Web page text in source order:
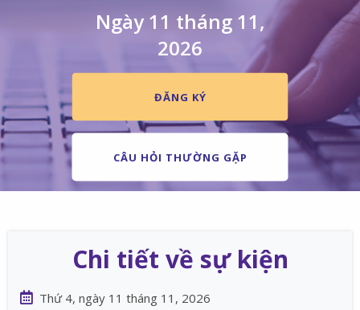
Ngày 11 tháng 11,
2026
ĐĂNG KÝ
CÂU HỎI THƯỜNG GẶP
Chi tiết về sự kiện
Thứ 4, ngày 11 tháng 11, 2026